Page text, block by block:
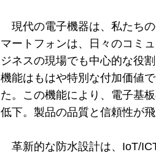
現代の電子機器は、私たち
マートフォンは、日々のコミ
ジネスの現場でも中心的な役
機能はもはや特別な付加価値
た。この機能により、電子基
低下。製品の品質と信頼性が
革新的な防水設計は、IoT/